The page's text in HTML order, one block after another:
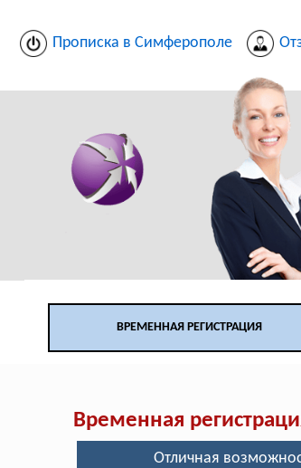
Прописка в Симферополе
ВРЕМЕННАЯ РЕГИСТРАЦИЯ
Временная
Отличная